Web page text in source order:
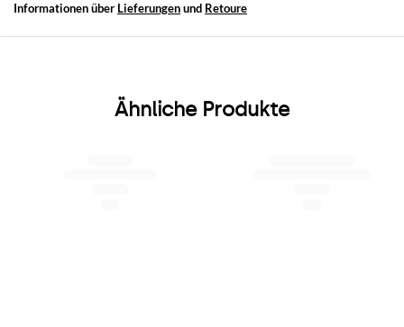
Informationen über Lieferungenund Retoure
Ähnliche Produkte